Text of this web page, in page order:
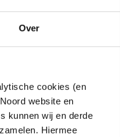
Over
cookies (en
website en
kunnen wij en derde
Hiermee